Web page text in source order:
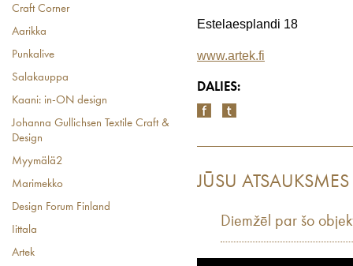
Craft Corner
Aarikka
Punkalive
Salakauppa
Kaani: in-ON design
Johanna Gullichsen Textile Craft &
Design
Myymälä2
Marimekko
Design Forum Finland
Iittala
Artek
Estelaesplandi 18
www.artek.fi
DALIES:
JŪSU ATSAUKSMES
Diemžēl par šo